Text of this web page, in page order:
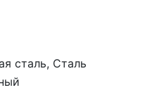
сталь, Сталь